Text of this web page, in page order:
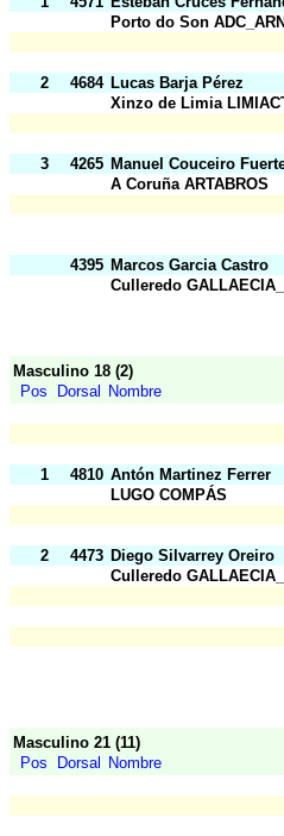
Porto do Son
2
4684 Lucas Barja Pérez
Xinzo de Limia
3
4265 Manuel Couceiro
A Coruña ARTABROS
4395 Marcos Garcia Castro
Culleredo
Masculino 18 (2)
Pos
Dorsal Nombre
1 4810 Antón Martinez Ferrer
LUGO COMPÁS
2
4473 Diego Silvarrey Oreiro
Culleredo
Masculino 21 (11)
Pos
Dorsal Nombre